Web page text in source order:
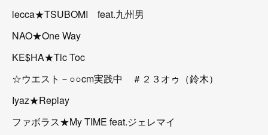
lecca★TSUBOMI feat.九州男
NAO★One Way
KE$HA★Tic Toc
☆ウエスト－○○cm実践中 ＃２３オゥ（鈴木）
Iyaz★Replay
ファボラス★My TIME feat.ジェレマイ